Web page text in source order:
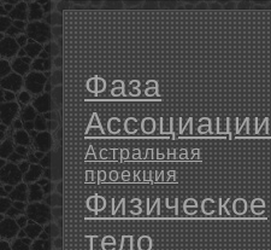
Фаза
Ассоциации
Астральная
проекция
Физическое
тело